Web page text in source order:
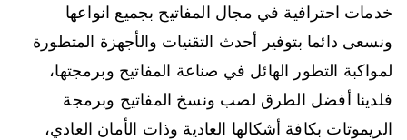
خدمات احترافية في مجال المفاتيح بجميع انواعها
ونسعى دائما بتوفير أحدث التقنيات والأجهزة المتطورة
لمواكبة التطور الهائل في صناعة المفاتيح وبرمجتها،
فلدينا أفضل الطرق لصب ونسخ المفاتيح وبرمجة
الريموتات بكافة أشكالها العادية وذات الأمان العادي،